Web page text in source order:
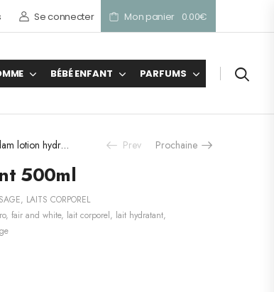
Se connecter Mon panier 0.00€
BÉBÉ ENFANT PARFUMS
Beldam lotion hydratant 500ml Prev Prochaine
500ml
, LAITS CORPOREL
, fair and white, lait corporel, lait hydratant,